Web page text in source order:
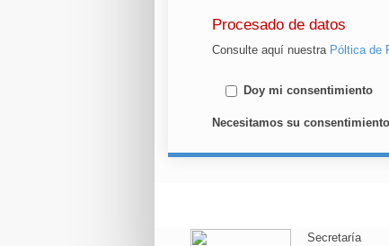
Procesado de datos
Consulte aquí nuestra Póltica de
Doy mi consentimiento
Necesitamos su
Secretaría